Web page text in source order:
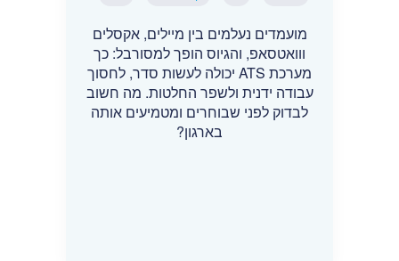
מועמדים נעלמים בין מיילים, אקסלים
ווואטסאפ, והגיוס הופך למסורבל: כך
מערכת ATS יכולה לעשות סדר, לחסוך
עבודה ידנית ולשפר החלטות. מה חשוב
לבדוק לפני שבוחרים ומטמיעים אותה
בארגון?